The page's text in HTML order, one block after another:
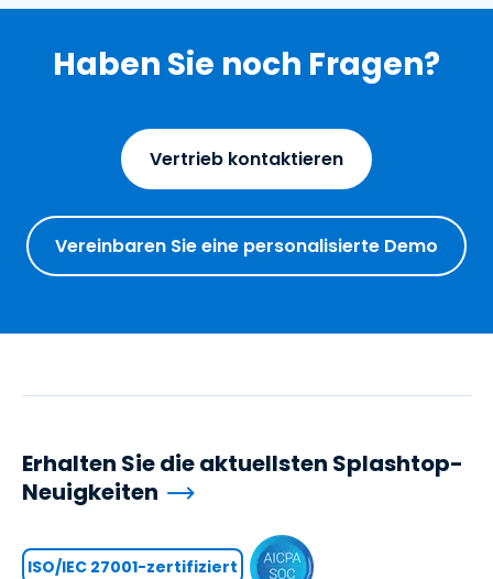
Haben Sie noch Fragen?
Vertrieb kontaktieren
Vereinbaren Sie eine personalisierte Demo
Erhalten Sie die aktuellsten Splashtop-
Neuigkeiten
ISO/IEC 27001-zertifiziert